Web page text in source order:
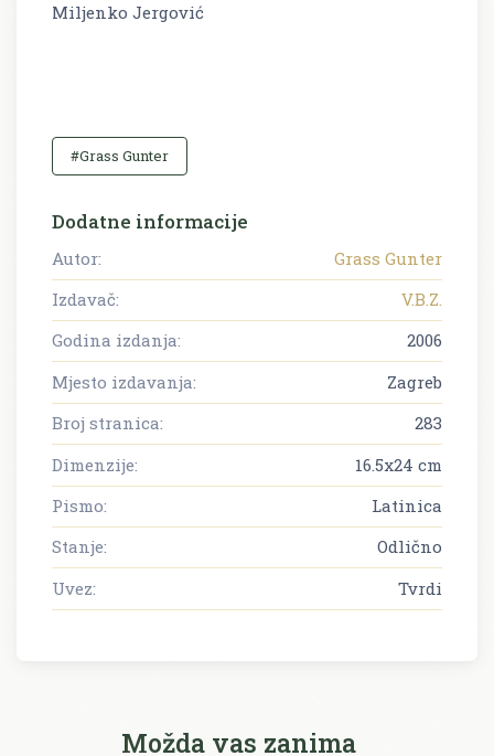
Miljenko Jergović
#Grass Gunter
Dodatne informacije
Autor:
Grass Gunter
Izdavač:
V.B.Z.
Godina izdanja:
2006
Mjesto izdavanja:
Zagreb
Broj stranica:
283
Dimenzije:
16.5x24 cm
Pismo:
Latinica
Stanje:
Odlično
Uvez:
Tvrdi
Možda vas zanima